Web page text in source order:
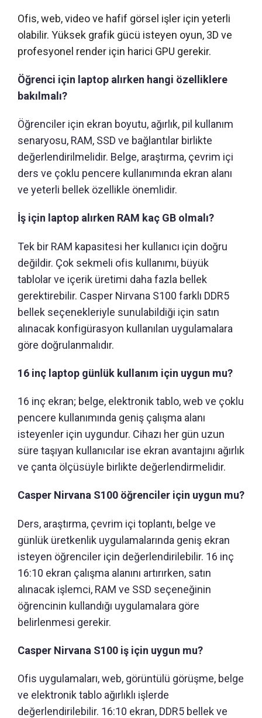
Ofis, web, video ve hafif görsel işler için yeterli
olabilir. Yüksek grafik gücü isteyen oyun, 3D ve
profesyonel render için harici GPU gerekir.
Öğrenci için laptop alırken hangi özelliklere
bakılmalı?
Öğrenciler için ekran boyutu, ağırlık, pil kullanım
senaryosu, RAM, SSD ve bağlantılar birlikte
değerlendirilmelidir. Belge, araştırma, çevrim içi
ders ve çoklu pencere kullanımında ekran alanı
ve yeterli bellek özellikle önemlidir.
İş için laptop alırken RAM kaç GB olmalı?
Tek bir RAM kapasitesi her kullanıcı için doğru
değildir. Çok sekmeli ofis kullanımı, büyük
tablolar ve içerik üretimi daha fazla bellek
gerektirebilir. Casper Nirvana S100 farklı DDR5
bellek seçenekleriyle sunulabildiği için satın
alınacak konfigürasyon kullanılan uygulamalara
göre doğrulanmalıdır.
16 inç laptop günlük kullanım için uygun mu?
16 inç ekran; belge, elektronik tablo, web ve çoklu
pencere kullanımında geniş çalışma alanı
isteyenler için uygundur. Cihazı her gün uzun
süre taşıyan kullanıcılar ise ekran avantajını ağırlık
ve çanta ölçüsüyle birlikte değerlendirmelidir.
Casper Nirvana S100 öğrenciler için uygun mu?
Ders, araştırma, çevrim içi toplantı, belge ve
günlük üretkenlik uygulamalarında geniş ekran
isteyen öğrenciler için değerlendirilebilir. 16 inç
16:10 ekran çalışma alanını artırırken, satın
alınacak işlemci, RAM ve SSD seçeneğinin
öğrencinin kullandığı uygulamalara göre
belirlenmesi gerekir.
Casper Nirvana S100 iş için uygun mu?
Ofis uygulamaları, web, görüntülü görüşme, belge
ve elektronik tablo ağırlıklı işlerde
değerlendirilebilir. 16:10 ekran, DDR5 bellek ve